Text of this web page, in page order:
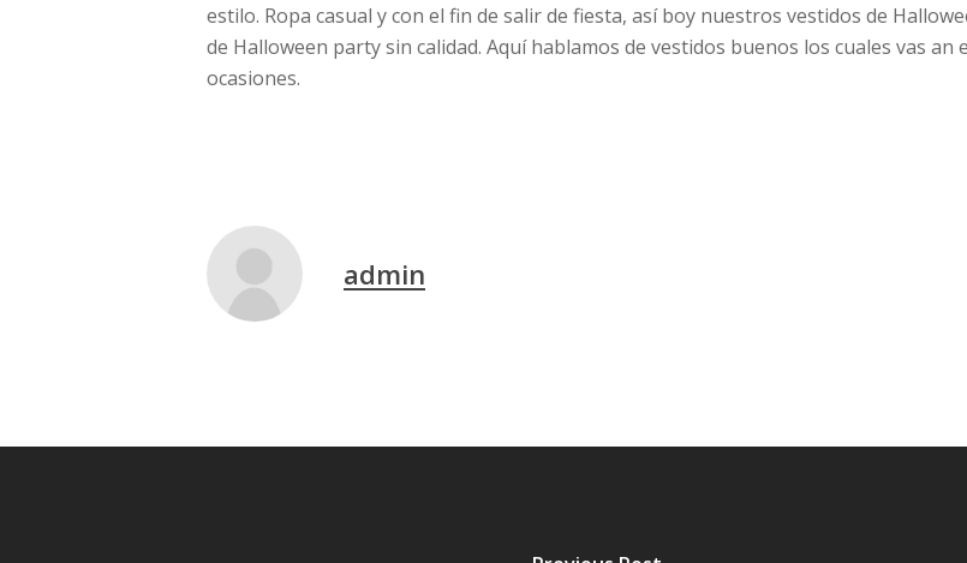
estilo. Ropa casual y con el fin de salir de fiesta, así boy nuestros vestidos de
de Halloween party sin calidad. Aquí hablamos de vestidos buenos los cuales vas
ocasiones.
admin